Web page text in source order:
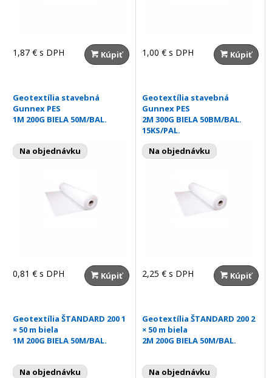
1,87 €s DPH Kúpiť 1,00 € s DPH Kúpiť
Geotextília stavebná
Gunnex PES
1M 200G BIELA 50M/BAL.
Na objednávku
0,81 €s DPH Kúpiť
Geotextília stavebná
Gunnex PES
2M 300G BIELA 50BM/BAL.
15KS/PAL.
Na objednávku
2,25 € s DPH Kúpiť
Geotextília ŠTANDARD 200 1
× 50 m biela
1M 200G BIELA 50M/BAL.
Na objednávku
Geotextília ŠTANDARD 200 2
× 50 m biela
2M 200G BIELA 50M/BAL.
Na objednávku